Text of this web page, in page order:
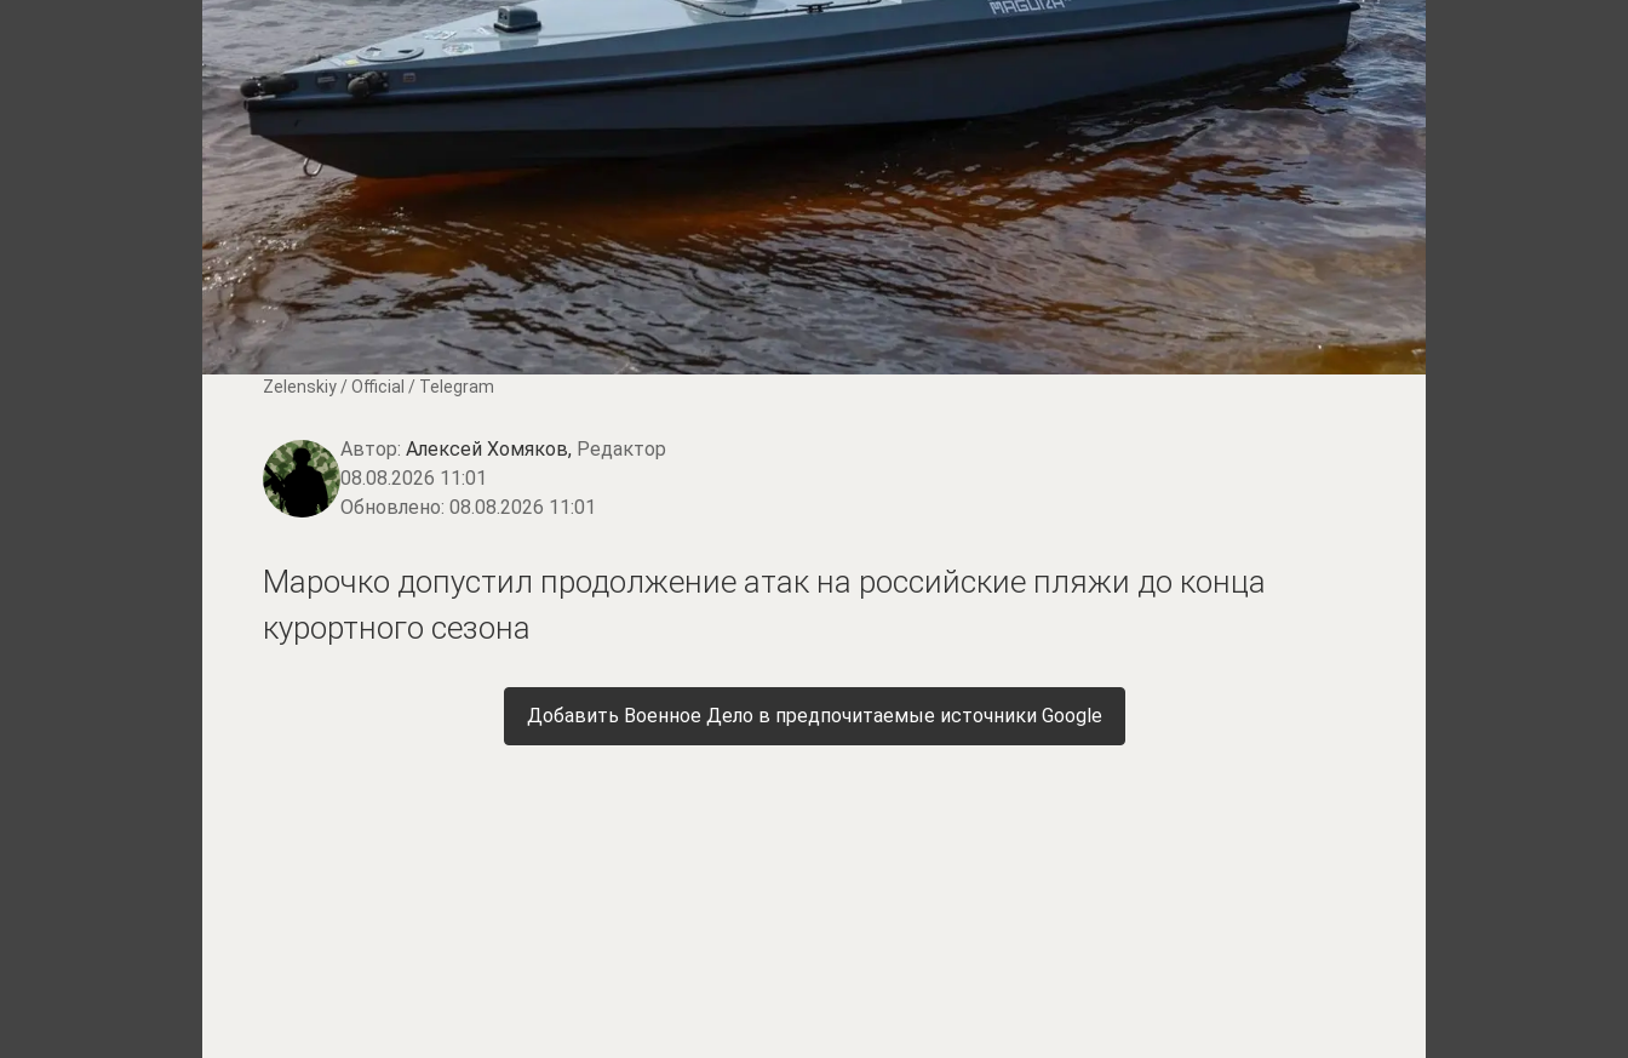
Zеlеnskiу / Оfficiаl / Telegram
Автор: Алексей Хомяков, Редактор
08.08.2026 11:01
Обновлено: 08.08.2026 11:01
Марочко допустил продолжение атак на российские пляжи до конца
курортного сезона
Добавить Военное Дело в предпочитаемые источники Google